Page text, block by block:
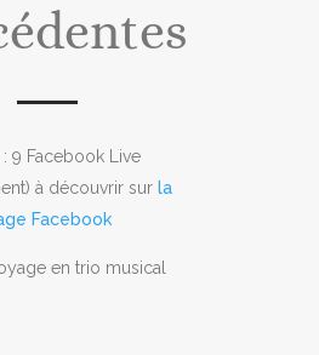
: 9 Facebook Live
à découvrir sur la
Facebook
en trio musical